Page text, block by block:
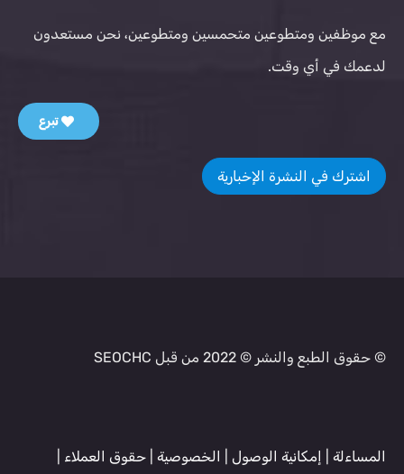
مع موظفين ومتطوعين متحمسين ومتطوعين، نحن مستعدون
لدعمك في أي وقت.
تبرع
اشترك في النشرة الإخبارية
© حقوق الطبع والنشر © 2022 من قبل SEOCHC
المساءلة إمكانية الوصول الخصوصية حقوق العملاء